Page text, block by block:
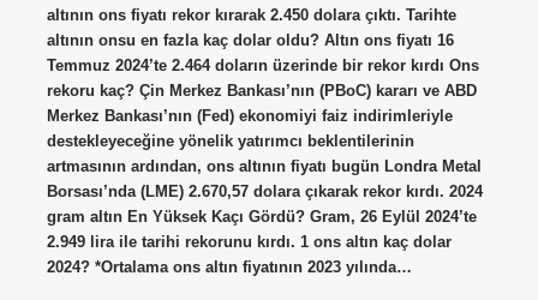
altının ons fiyatı rekor kırarak 2.450 dolara çıktı. Tarihte
altının onsu en fazla kaç dolar oldu? Altın ons fiyatı 16
Temmuz 2024’te 2.464 doların üzerinde bir rekor kırdı Ons
rekoru kaç? Çin Merkez Bankası’nın (PBoC) kararı ve ABD
Merkez Bankası’nın (Fed) ekonomiyi faiz indirimleriyle
destekleyeceğine yönelik yatırımcı beklentilerinin
artmasının ardından, ons altının fiyatı bugün Londra Metal
Borsası’nda (LME) 2.670,57 dolara çıkarak rekor kırdı. 2024
gram altın En Yüksek Kaçı Gördü? Gram, 26 Eylül 2024’te
2.949 lira ile tarihi rekorunu kırdı. 1 ons altın kaç dolar
2024? *Ortalama ons altın fiyatının 2023 yılında…